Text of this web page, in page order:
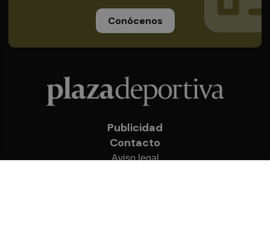
Conócenos
Publicidad
Contacto
Aviso legal